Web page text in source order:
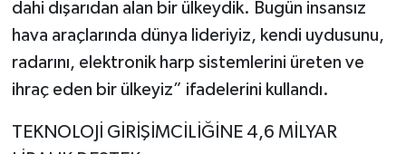
dahi dışarıdan alan bir ülkeydik. Bugün insansız
hava araçlarında dünya lideriyiz, kendi uydusunu,
radarını, elektronik harp sistemlerini üreten ve
ihraç eden bir ülkeyiz” ifadelerini kullandı.
TEKNOLOJİ GİRİŞİMCİLİĞİNE 4,6 MİLYAR